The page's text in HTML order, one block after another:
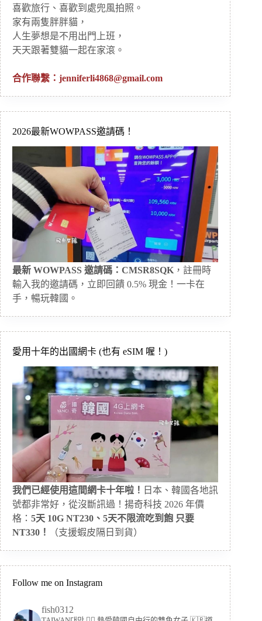
喜歡旅行、喜歡到處兜風拍照。
家有兩隻胖胖貓，
人生夢想是不用出門上班，
天天跟著雙貓一起在家滾。
合作聯繫： jenniferli4868@gmail.com
2026最新WOWPASS邀請碼！
最新 WOWPASS 邀請碼：CMSR8SQK ，註冊時
輸入我的邀請碼，立即回饋 0.5% 現金！一卡在
手，暢玩韓國。
愛用十年的出國網卡 (也有 eSIM 喔！)
我們已經使用這間網卡十年啦！ 日本、韓國各地訊
號都非常好，從沒斷訊過！揚奇科技 2026 年價
格： 5天 10G NT230、5天不限流吃到飽 只要
NT330！
（支援蝦皮隔日到貨）
Follow me on Instagram
fish0312